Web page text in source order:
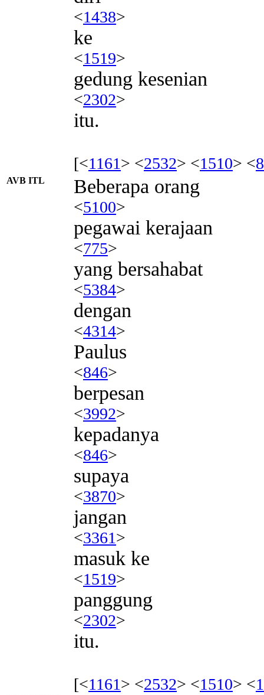
<1438>
ke
<1519>
gedung kesenian
<2302>
itu.
[<1161> <2532> <1510> <
AVB ITL Beberapa orang
<5100>
pegawai kerajaan
<775>
yang bersahabat
<5384>
dengan
<4314>
Paulus
<846>
berpesan
<3992>
kepadanya
<846>
supaya
<3870>
jangan
<3361>
masuk ke
<1519>
panggung
<2302>
itu.
[<1161> <2532> <1510> <